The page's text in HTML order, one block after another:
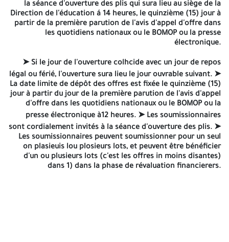
1-Une déclaration de candidature; conformément aux
dispositions de l'article 67 du décret présidentiel nº 15-247. 2-
Copie conforme à l'original du registre de commerce
électronique (RCE). (Code de la prestation exigée). 3-Copie
d'Attestation d'activité délivrée par les services des impôts les
Copie des Bilans Financiers des trois dernières années. 5-Copie
d'attestation de non assujettissement à la TVA (pour les
sumissionnaires non assujetti à la TVA). 6-Copie d' Attestation de
solvabilité datée annés en cours. 7-copie du bulletin de casier
judiciaire n°03.
II. L'offre techalone contient:
1-Une déclaration à souscrire; 2-Le cahier des charges portant à
la dernière page, la mention manuscrite (Luet Accepté). 3-Tout
document perinettant d'évaluer l'offre technique 4-Un mémoire
technique signé et paraphé (contient: liste du matériels, liste des
la séance d'ouverture des plis qui sura lieu au siège de la
Direction de l'éducation á 14 heures, le quinzième (15) jour à
partir de la première parution de l'avis d'appel d'offre dans
les quotidiens nationaux ou le BOMOP ou la presse
électronique.
➤ Si le jour de l'ouverture colhcide avec un jour de repos
légal ou férié, l'ouverture sura lieu le jour ouvrable suivant. ➤
La date limite de dépôt des offres est fixée le quinzième (15)
jour à partir du jour de la première parution de l'avis d'appel
d'offre dans les quotidiens nationaux ou le BOMOP ou la
presse électronique à12 heures. ➤ Les soumissionnaires
sont cordialement invités à la séance d'ouverture des plis. ➤
Les soumissionnaires peuvent soumissionner pour un seul
on plasieuis lou plosieurs lots, et peuvent être bénéficier
d'un ou plusieurs lots (c'est les offres in moins disantes)
dans 1) dans la phase de révaluation financierers.